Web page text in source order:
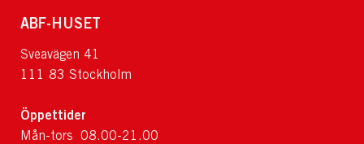
ABF-HUSET
Sveavägen 41
111 83 Stockholm
Öppettider
Mån-tors 08.00-21.00